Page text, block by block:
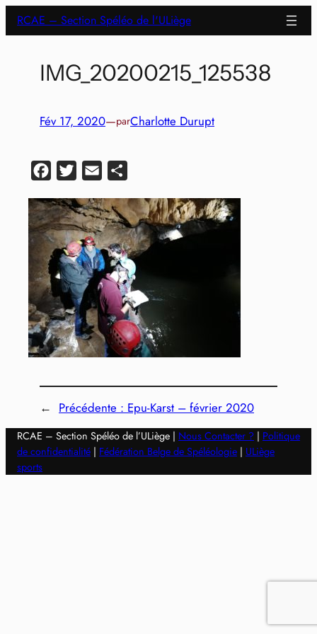
Aller
au
RCAE – Section Spéléo de l'ULiège
IMG_20200215_125538
Fév 17, 2020—parCharlotte Durupt
Facebook
Twitter Email
← Précédente : Epu-Karst – février 2020
RCAE – Section Spéléo de l’ULiège | Nous Contacter ? | Politique
de confidentialité | Fédération Belge de Spéléologie | ULiège
sports